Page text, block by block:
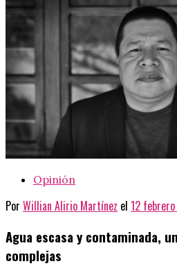
Opinión
Por Willian Alirio Martínez el 12
Agua escasa y contaminada,
complejas